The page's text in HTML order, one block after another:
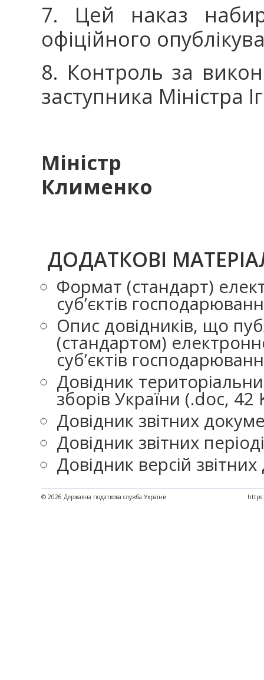
7. Цей наказ
офіційного
8. Контроль за
заступника Міністра
Клименко
ДОДАТКОВІ
Формат (стандарт)
суб’єктів
Опис довідників, що
(стандартом)
суб’єктів
Довідник
зборів України (.doc, 42
Довідник звітних
Довідник звітних
Довідник версій
© 2026 Державна податкова служба України